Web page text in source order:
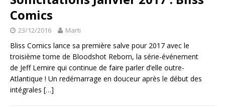
Comics
23/12/2016 Marti
Bliss Comics lance sa première salve pour 2017 avec le
troisième tome de Bloodshot Reborn, la série-événement
de Jeff Lemire qui continue de faire parler d’elle outre-
Atlantique ! Un redémarrage en douceur après le début des
intégrales […]